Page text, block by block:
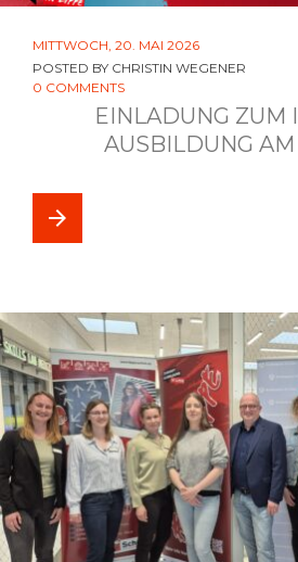
MITTWOCH, 20. MAI 2026
POSTED BY CHRISTIN WEGENER
0 COMMENTS
EINLADUNG ZUM
AUSBILDUNG AM
arrow_forward